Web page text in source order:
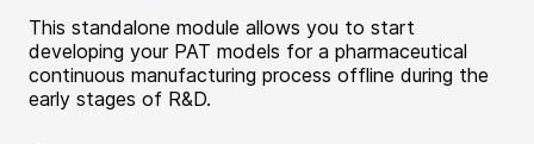
This standalone module allows you to start
developing your PAT models for a pharmaceutical
continuous manufacturing process offline during the
early stages of R&D.